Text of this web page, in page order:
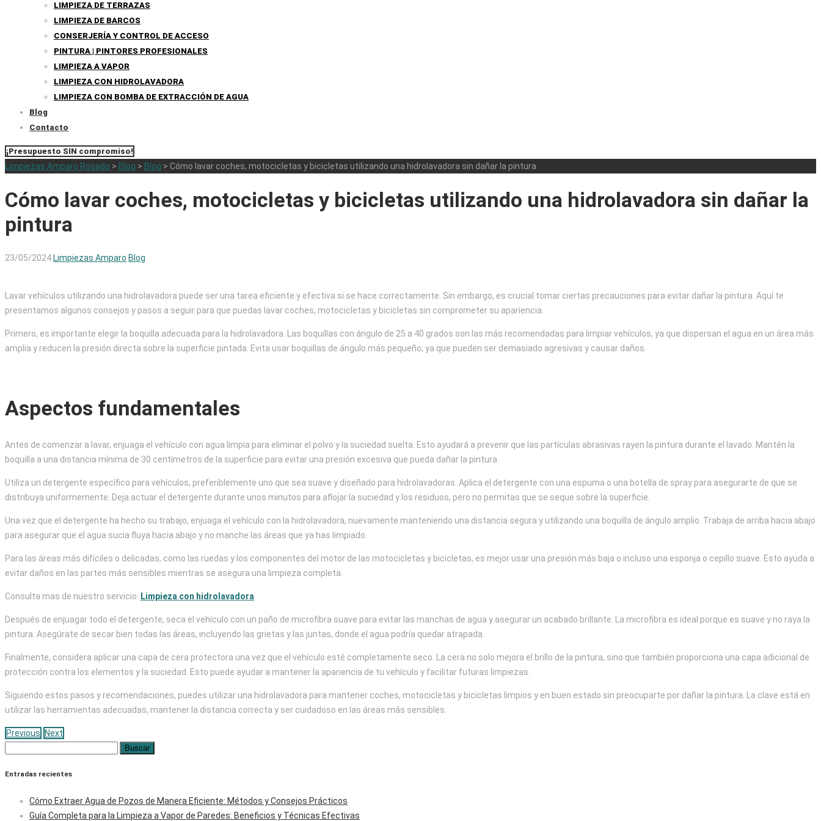
LIMPIEZA DE TERRAZAS
LIMPIEZA DE BARCOS
CONSERJERÍA Y CONTROL DE ACCESO
PINTURA | PINTORES PROFESIONALES
LIMPIEZA A VAPOR
LIMPIEZA CON HIDROLAVADORA
LIMPIEZA CON BOMBA DE EXTRACCIÓN DE AGUA
Blog
Contacto
¡Presupuesto SIN compromiso!
Limpiezas Amparo Rosado > Blog > Blog > Cómo lavar coches, motocicletas y bicicletas utilizando una hidrolavadora sin dañar la pintura
Cómo lavar coches, motocicletas y bicicletas utilizando una hidrolavadora sin dañar la
pintura
23/05/2024Limpiezas Amparo Blog
Lavar vehículos utilizando una hidrolavadora puede ser una tarea eficiente y efectiva si se hace correctamente. Sin embargo, es crucial tomar ciertas precauciones para evitar dañar la pintura. Aquí te
presentamos algunos consejos y pasos a seguir para que puedas lavar coches, motocicletas y bicicletas sin comprometer su apariencia.
Primero, es importante elegir la boquilla adecuada para la hidrolavadora. Las boquillas con ángulo de 25 a 40 grados son las más recomendadas para limpiar vehículos, ya que dispersan el agua en un área más
amplia y reducen la presión directa sobre la superficie pintada. Evita usar boquillas de ángulo más pequeño, ya que pueden ser demasiado agresivas y causar daños.
Aspectos fundamentales
Antes de comenzar a lavar, enjuaga el vehículo con agua limpia para eliminar el polvo y la suciedad suelta. Esto ayudará a prevenir que las partículas abrasivas rayen la pintura durante el lavado. Mantén la
boquilla a una distancia mínima de 30 centímetros de la superficie para evitar una presión excesiva que pueda dañar la pintura.
Utiliza un detergente específico para vehículos, preferiblemente uno que sea suave y diseñado para hidrolavadoras. Aplica el detergente con una espuma o una botella de spray para asegurarte de que se
distribuya uniformemente. Deja actuar el detergente durante unos minutos para aflojar la suciedad y los residuos, pero no permitas que se seque sobre la superficie.
Una vez que el detergente ha hecho su trabajo, enjuaga el vehículo con la hidrolavadora, nuevamente manteniendo una distancia segura y utilizando una boquilla de ángulo amplio. Trabaja de arriba hacia abajo
para asegurar que el agua sucia fluya hacia abajo y no manche las áreas que ya has limpiado.
Para las áreas más difíciles o delicadas, como las ruedas y los componentes del motor de las motocicletas y bicicletas, es mejor usar una presión más baja o incluso una esponja o cepillo suave. Esto ayuda a
evitar daños en las partes más sensibles mientras se asegura una limpieza completa.
Consulta mas de nuestro servicio: Limpieza con hidrolavadora
Después de enjuagar todo el detergente, seca el vehículo con un paño de microfibra suave para evitar las manchas de agua y asegurar un acabado brillante. La microfibra es ideal porque es suave y no raya la
pintura. Asegúrate de secar bien todas las áreas, incluyendo las grietas y las juntas, donde el agua podría quedar atrapada.
Finalmente, considera aplicar una capa de cera protectora una vez que el vehículo esté completamente seco. La cera no solo mejora el brillo de la pintura, sino que también proporciona una capa adicional de
protección contra los elementos y la suciedad. Esto puede ayudar a mantener la apariencia de tu vehículo y facilitar futuras limpiezas.
Siguiendo estos pasos y recomendaciones, puedes utilizar una hidrolavadora para mantener coches, motocicletas y bicicletas limpios y en buen estado sin preocuparte por dañar la pintura. La clave está en
utilizar las herramientas adecuadas, mantener la distancia correcta y ser cuidadoso en las áreas más sensibles.
Previous
Next
Entradas recientes
Cómo Extraer Agua de Pozos de Manera Eficiente: Métodos y Consejos Prácticos
Guía Completa para la Limpieza a Vapor de Paredes: Beneficios y Técnicas Efectivas